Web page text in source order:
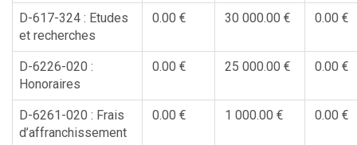
D-617-324 : Etudes
et recherches
0.00 € 30 000.00 € 0.00 €
D-6226-020 :
Honoraires
0.00 € 25 000.00 € 0.00 €
D-6261-020 : Frais
d’affranchissement
0.00 € 1 000.00 € 0.00 €